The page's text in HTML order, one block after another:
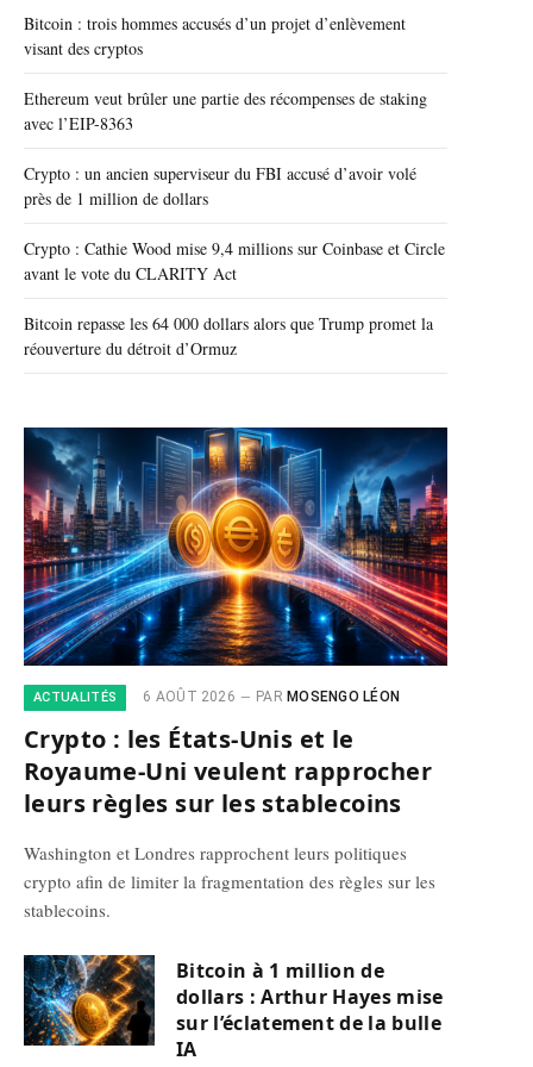
Bitcoin : trois hommes accusés d’un projet d’enlèvement
visant des cryptos
Ethereum veut brûler une partie des récompenses de staking
avec l’EIP-8363
Crypto : un ancien superviseur du FBI accusé d’avoir volé
près de 1 million de dollars
Crypto : Cathie Wood mise 9,4 millions sur Coinbase et Circle
avant le vote du CLARITY Act
Bitcoin repasse les 64 000 dollars alors que Trump promet la
réouverture du détroit d’Ormuz
ACTUALITÉS 6 AOÛT 2026 PAR MOSENGO LÉON
Crypto : les États-Unis et le
Royaume-Uni veulent rapprocher
leurs règles sur les stablecoins
Washington et Londres rapprochent leurs politiques
crypto afin de limiter la fragmentation des règles sur les
stablecoins.
Bitcoin à 1 million de
dollars : Arthur Hayes mise
sur l’éclatement de la bulle
IA